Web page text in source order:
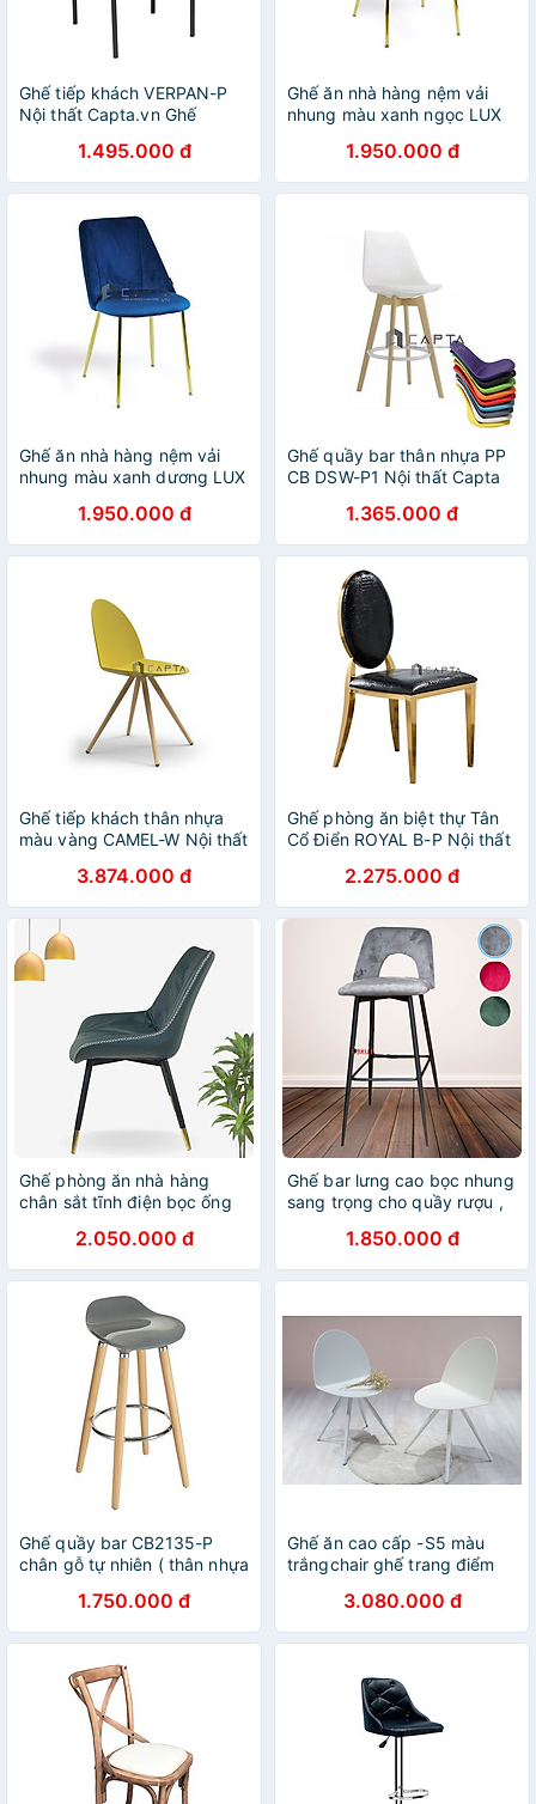
Ghế tiếp khách VERPAN-P
Nội thất Capta.vn Ghế
PVC màu xám có chân sắt
sơn tĩnh điện màu đen
1.495.000 đ
Ghế ăn nhà hàng nệm vải
nhung màu xanh ngọc LUX
Cafe bọc nệm vải nhung
màu xanh ngọc có chân mạ
vàng gold
1.950.000 đ
Ghế ăn nhà hàng nệm vải
nhung màu xanh dương LUX
tiếp khách nệm vải nhung
màu xanh dương không tay
tựa có chân thép mạ vàng
1.950.000 đ
Ghế quầy bar thân nhựa PP
CB DSW-P1 Nội thất Capta
ngồi bọc PVC màu trắng
chân gỗ cố định có gác
nhân nhựa PP màu trắng
1.365.000 đ
Ghế tiếp khách thân nhựa
màu vàng CAMEL-W Nội thất
màu vàng chân gỗ màu
Camel
3.874.000 đ
Ghế phòng ăn biệt thự Tân
Cổ Điển ROYAL B-P Nội thất
PVC vân da cá sấu khung
chân inox mạ màu vàng gold
bóng cao cấp Luxury Dining
2.275.000 đ
Ghế phòng ăn nhà hàng
chân sắt tĩnh điện bọc ống
thêu chỉ trắng phong cách
hiện đại tân cổ điển / dining
chair / showroom chair /
luxury chair LUX 25C-P
CAPTA Tp HCM
2.050.000 đ
Ghế bar lưng cao bọc nhung
sang trọng cho quầy rượu ,
cà phê có chân sắt sơn tĩnh
điện đen / Velvet bar Stools /
café stools / coffee chairs /
CAPTA Tp HCM
1.850.000 đ
Ghế quầy bar CB2135-P
chân gỗ tự nhiên ( thân nhựa
bóng hiện đại nhập khẩu
HCM
1.750.000 đ
Ghế ăn cao cấp -S5 màu
trắngchair ghế trang điểm
chuẩn Châu Âu – Italy ở
HCM
3.080.000 đ